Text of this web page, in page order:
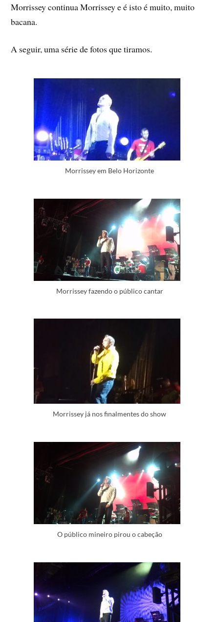
Morrissey continua Morrissey e é isto é muito, muito
bacana.
A seguir, uma série de fotos que tiramos.
Morrissey em Belo Horizonte
Morrissey fazendo o público cantar
Morrissey já nos finalmentes do show
O público mineiro pirou o cabeção